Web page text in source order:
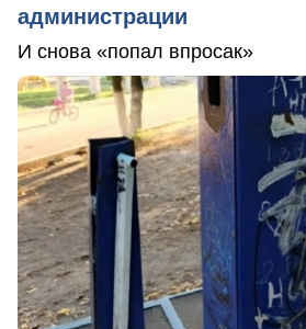
администрации
И снова «попал впросак»